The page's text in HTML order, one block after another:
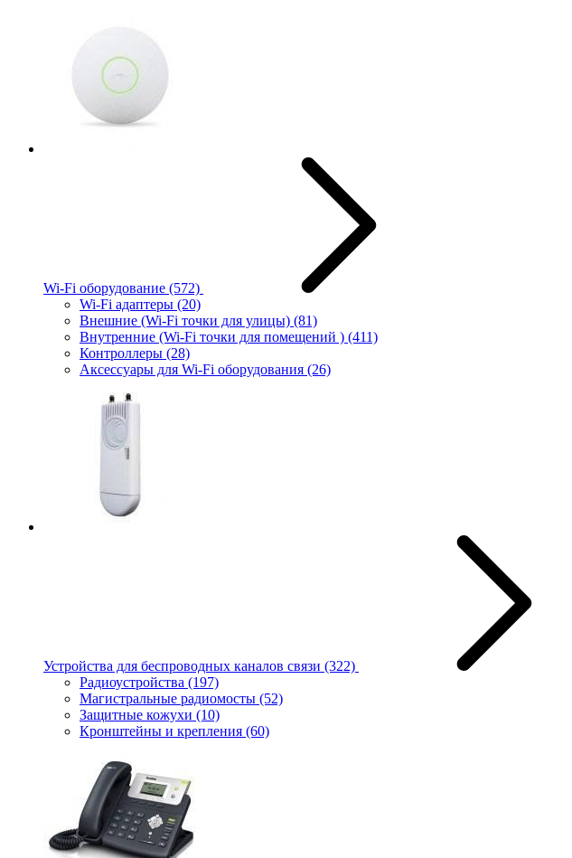
Wi-Fi оборудование (572)
Wi-Fi адаптеры (20)
Внешние (Wi-Fi точки для улицы) (81)
Внутренние (Wi-Fi точки для помещений ) (411)
Контроллеры (28)
Аксессуары для Wi-Fi оборудования (26)
Устройства для беспроводных каналов связи (322)
Радиоустройства (197)
Магистральные радиомосты (52)
Защитные кожухи (10)
Кронштейны и крепления (60)